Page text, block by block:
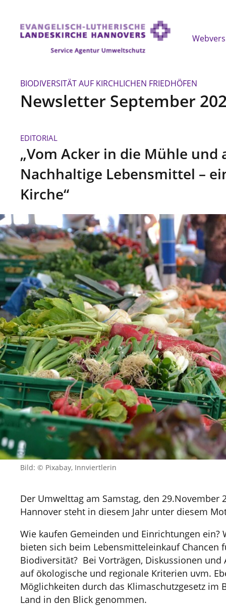
BIODIVERSITÄT AUF KIRCHLICHEN FRIEDHÖFEN
Newsletter September
EDITORIAL
„Vom Acker in die Mühle und
Nachhaltige Lebensmittel –
Kirche“
Bild: © Pixabay, Innviertlerin
Der Umwelttag am Samstag, den 29.November
Hannover steht in diesem Jahr unter diesem
Wie kaufen Gemeinden und Einrichtungen ein?
bieten sich beim Lebensmitteleinkauf Chancen
Biodiversität? Bei Vorträgen, Diskussionen und
auf ökologische und regionale Kriterien uvm.
Möglichkeiten durch das Klimaschutzgesetz im
Land in den Blick genommen.